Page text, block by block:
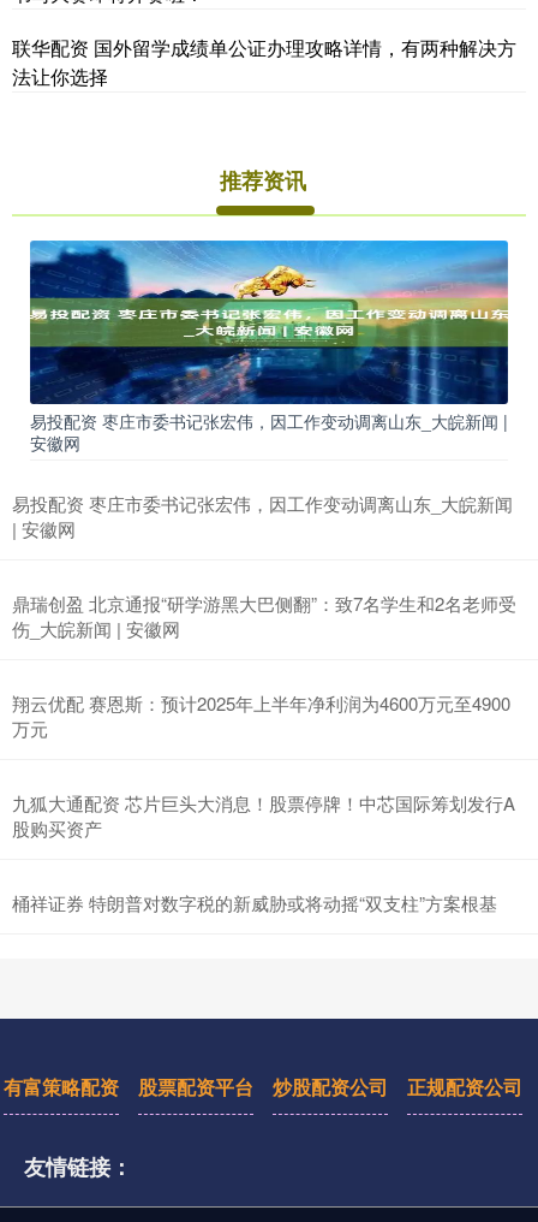
联华配资 国外留学成绩单公证办理攻略详情，有两种解决方
法让你选择
推荐资讯
易投配资 枣庄市委书记张宏伟，因工作变动调离山东_大皖新闻 |
安徽网
易投配资 枣庄市委书记张宏伟，因工作变动调离山东_大皖新闻
| 安徽网
鼎瑞创盈 北京通报“研学游黑大巴侧翻”：致7名学生和2名老师受
伤_大皖新闻 | 安徽网
翔云优配 赛恩斯：预计2025年上半年净利润为4600万元至4900
万元
九狐大通配资 芯片巨头大消息！股票停牌！中芯国际筹划发行A
股购买资产
桶祥证券 特朗普对数字税的新威胁或将动摇“双支柱”方案根基
有富策略配资 股票配资平台 炒股配资公司 正规配资公司
友情链接：